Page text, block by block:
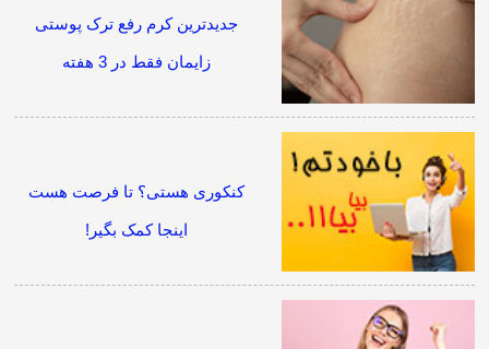
جدیدترین کرم رفع ترک پوستی
زایمان فقط در 3 هفته
کنکوری هستی؟ تا فرصت هست
اینجا کمک بگیر!